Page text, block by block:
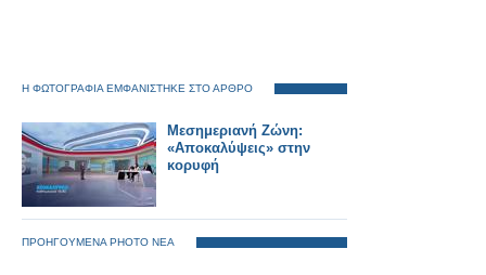
Η ΦΩΤΟΓΡΑΦΙΑ ΕΜΦΑΝΙΣΤΗΚΕ ΣΤΟ ΑΡΘΡΟ
Μεσημεριανή Ζώνη:
«Αποκαλύψεις» στην
κορυφή
ΠΡΟΗΓΟΥΜΕΝΑ PHOTO ΝΕΑ